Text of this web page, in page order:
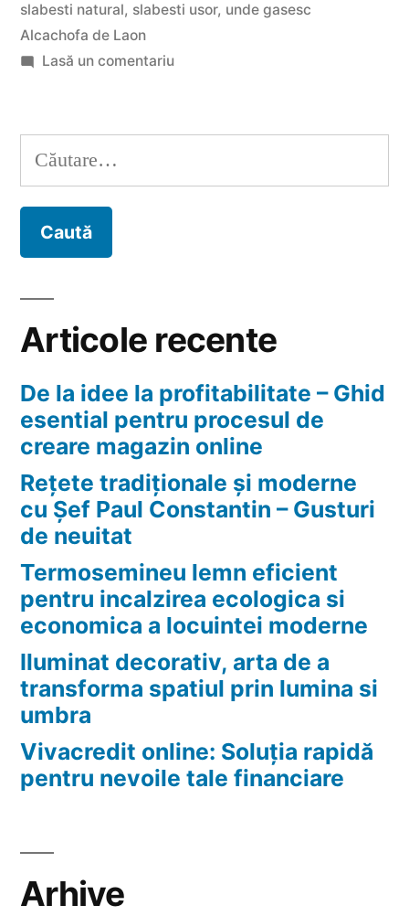
in
slabirea
slabesti natural, slabesti usor, unde gasesc
Alcachofa de Laon
Lasă un comentariula
Laon
secundare
sanatoasa
Caută
după:
Articole recente
De la idee la profitabilitate – Ghid
esential pentru procesul de
creare magazin online
Rețete tradiționale și moderne
cu Șef Paul Constantin – Gusturi
de neuitat
Termosemineu lemn eficient
pentru incalzirea ecologica si
economica a locuintei moderne
Iluminat decorativ, arta de a
transforma spatiul prin lumina si
umbra
Vivacredit online: Soluția rapidă
pentru nevoile tale financiare
Arhive